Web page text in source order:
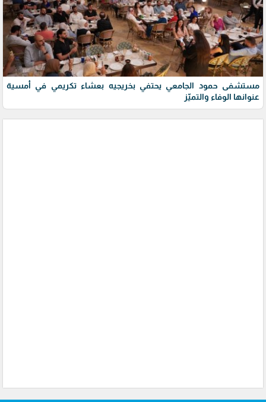
مستشفى حمود الجامعي يحتفي بخريجيه بعشاء تكريمي في أمسية
عنوانها الوفاء والتميّز